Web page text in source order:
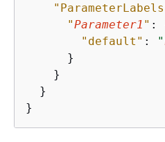
"Parameter1 " :
"default" : "
      }
    }
  }
}